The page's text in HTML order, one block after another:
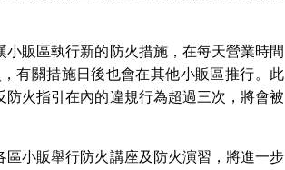
販區執行新的防火措施，在每天營業時間
有關措施日後也會在其他小販區推行。此
火指引在內的違規行為超過三次，將會被
小販舉行防火講座及防火演習，將進一步